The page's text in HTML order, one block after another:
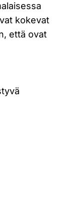
kokevat
että ovat